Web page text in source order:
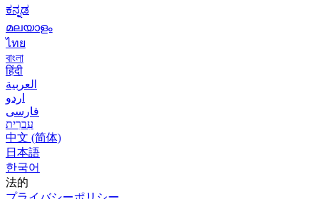
ಕನ್ನಡ
മലയാളം
ไทย
বাংলা
हिंदी
العربية
اردو
فارسی
עִברִית
中文 (简体)
日本語
한국어
法的